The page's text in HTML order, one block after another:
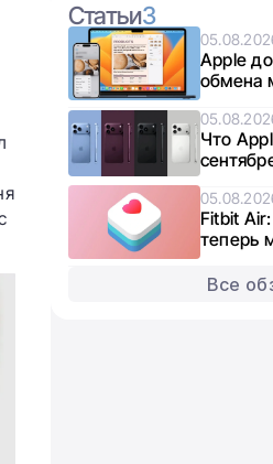
Статьи3
Apple
обмена
Что
Ultra,
часы
Fitbit
теперь
Health
Все